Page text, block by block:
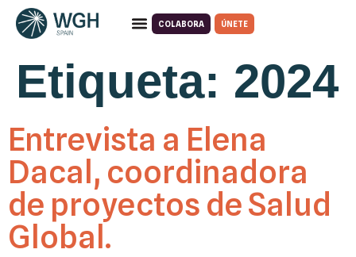
COLABORA ÚNETE
Etiqueta: 2024
Entrevista a Elena
Dacal, coordinadora
de proyectos de Salud
Global.